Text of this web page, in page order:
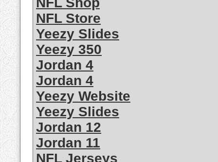
NFL Store
Yeezy Slides
Yeezy 350
Jordan 4
Jordan 4
Yeezy Website
Yeezy Slides
Jordan 12
Jordan 11
NFL Jerseys